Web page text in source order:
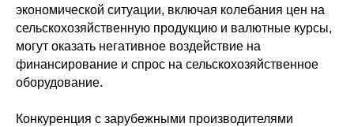
экономической ситуации, включая колебания цен на
сельскохозяйственную продукцию и валютные курсы,
могут оказать негативное воздействие на
финансирование и спрос на сельскохозяйственное
оборудование.
Конкуренция с зарубежными производителями